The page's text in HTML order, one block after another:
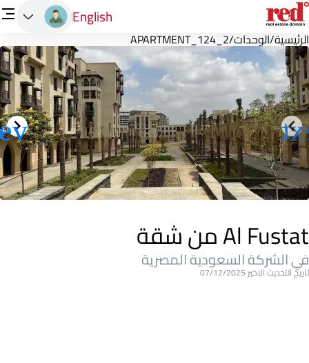
English
الرئيسية/الوحدات/
APARTMENT_124_2
Al Fustat من شقة
في الشركة السعودية المصرية
تاريخ التحديث الاخير 07/12/2025